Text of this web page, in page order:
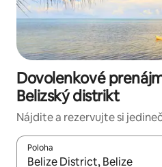
Dovolenkové
Belizský distrikt
Nájdite a rezervujte si
Poloha
Keď budú výsledky k